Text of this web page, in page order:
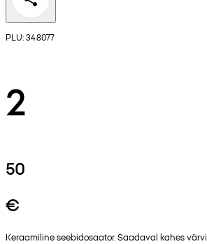
PLU: 348077
2
50
€
Keraamiline seebidosaator. Saadaval kahes